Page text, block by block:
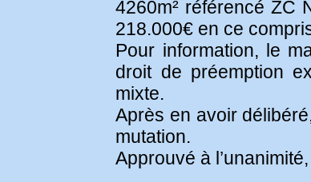
4260m² référencé ZC
218.000€ en ce
Pour information, le
droit de préemption
mixte.
Après en avoir
mutation.
Approuvé à